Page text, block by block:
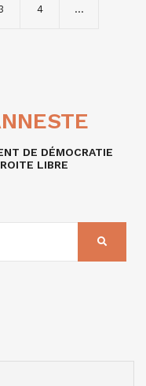
4 …
DE DÉMOCRATIE
LIBRE